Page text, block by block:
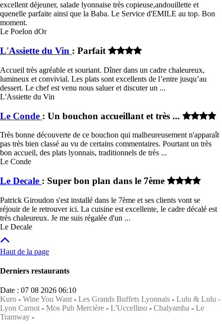
excellent déjeuner, salade lyonnaise très copieuse,andouillette et
quenelle parfaite ainsi que la Baba. Le Service d'EMILE au top. Bon
moment.
Le Poelon dOr
L'Assiette du Vin : Parfait
Accueil très agréable et souriant. Dîner dans un cadre chaleureux,
lumineux et convivial. Les plats sont excellents de l’entre jusqu’au
dessert. Le chef est venu nous saluer et discuter un ...
L'Assiette du Vin
Le Conde : Un bouchon accueillant et très ...
Très bonne découverte de ce bouchon qui malheureusement n'apparaît
pas très bien classé au vu de certains commentaires. Pourtant un très
bon accueil, des plats lyonnais, traditionnels de très ...
Le Conde
Le Decale : Super bon plan dans le 7ème
Patrick Giroudon s'est installé dans le 7ème et ses clients vont se
réjouir de le retrouver ici. La cuisine est excellente, le cadre décalé est
très chaleureux. Je me suis régalée d'un ...
Le Decale
Haut de la page
Derniers restaurants
Date : 07 08 2026 06:10
Kuro - Wine You Want - Les Grands Buffets Lyonnais - Lulu & Lulu -
Lyon Carnot - Mos Pub Mercière - L'Uccellino - Chalyamba - Le
Tramway -